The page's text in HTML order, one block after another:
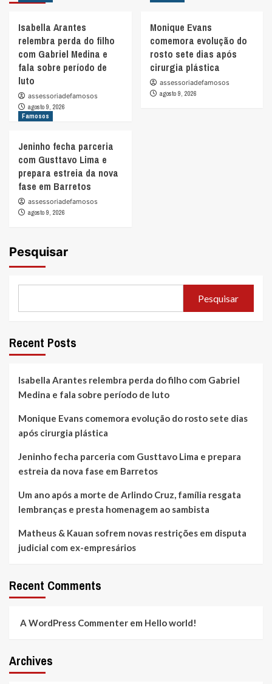
Isabella Arantes
relembra perda do filho
com Gabriel Medina e
fala sobre período de
luto
assessoriadefamosos
agosto 9, 2026
Monique Evans
comemora evolução do
rosto sete dias após
cirurgia plástica
assessoriadefamosos
agosto 9, 2026
Famosos
Jeninho fecha parceria
com Gusttavo Lima e
prepara estreia da nova
fase em Barretos
assessoriadefamosos
agosto 9, 2026
Pesquisar
Pesquisar
Recent Posts
Isabella Arantes relembra perda do filho com Gabriel
Medina e fala sobre período de luto
Monique Evans comemora evolução do rosto sete dias
após cirurgia plástica
Jeninho fecha parceria com Gusttavo Lima e prepara
estreia da nova fase em Barretos
Um ano após a morte de Arlindo Cruz, família resgata
lembranças e presta homenagem ao sambista
Matheus & Kauan sofrem novas restrições em disputa
judicial com ex-empresários
Recent Comments
A WordPress Commenter em Hello world!
Archives